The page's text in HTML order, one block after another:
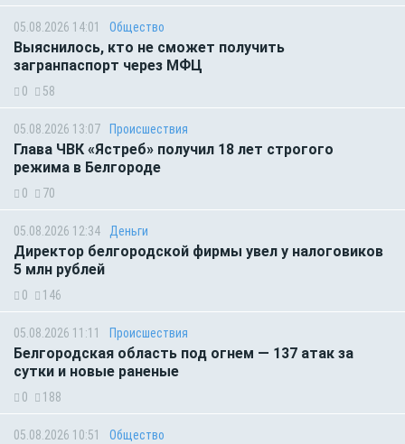
05.08.2026 14:01 Общество
Выяснилось, кто не сможет получить
загранпаспорт через МФЦ
0 58
05.08.2026 13:07 Происшествия
Глава ЧВК «Ястреб» получил 18 лет строгого
режима в Белгороде
0 70
05.08.2026 12:34 Деньги
Директор белгородской фирмы увел у налоговиков
5 млн рублей
0 146
05.08.2026 11:11 Происшествия
Белгородская область под огнем — 137 атак за
сутки и новые раненые
0 188
05.08.2026 10:51 Общество